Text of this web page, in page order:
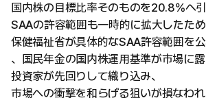
国内株の目標比率そのものを20.8%へ引
SAAの許容範囲も一時的に拡大したため
保健福祉省が具体的なSAA許容範囲を
、国民年金の国内株運用基準が市場に露
投資家が先回りして織り込み、
市場への衝撃を和らげる狙いが損なわ